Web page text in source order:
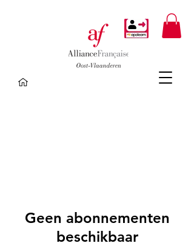
Geen abonnementen
beschikbaar